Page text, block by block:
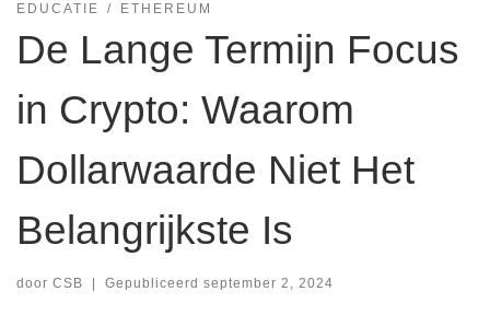
EDUCATIE ETHEREUM
De Lange Termijn Focus
in Crypto: Waarom
Dollarwaarde Niet Het
Belangrijkste Is
door CSB | Gepubliceerd september 2, 2024